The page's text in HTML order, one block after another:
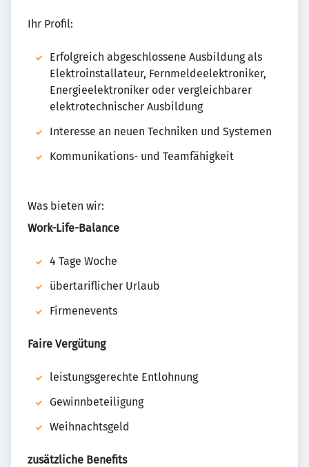
Ihr Profil:
Erfolgreich abgeschlossene Ausbildung als
Elektroinstallateur, Fernmeldeelektroniker,
Energieelektroniker oder vergleichbarer
elektrotechnischer Ausbildung
Interesse an neuen Techniken und Systemen
Kommunikations- und Teamfähigkeit
Was bieten wir:
Work-Life-Balance
4 Tage Woche
übertariflicher Urlaub
Firmenevents
Faire Vergütung
leistungsgerechte Entlohnung
Gewinnbeteiligung
Weihnachtsgeld
zusätzliche Benefits